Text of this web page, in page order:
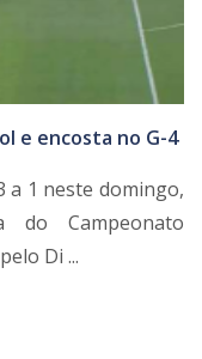
e encosta no G-4
a 1 neste domingo,
do Campeonato
Di ...